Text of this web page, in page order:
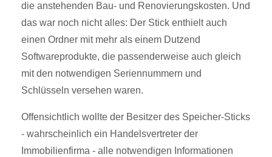
die anstehenden Bau- und Renovierungskosten. Und
das war noch nicht alles: Der Stick enthielt auch
einen Ordner mit mehr als einem Dutzend
Softwareprodukte, die passenderweise auch gleich
mit den notwendigen Seriennummern und
Schlüsseln versehen waren.
Offensichtlich wollte der Besitzer des Speicher-Sticks
- wahrscheinlich ein Handelsvertreter der
Immobilienfirma - alle notwendigen Informationen